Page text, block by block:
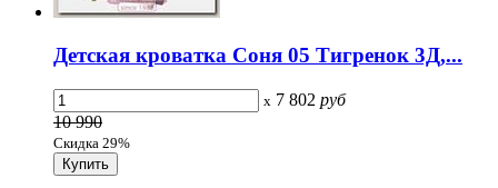
Детская кроватка Соня 05 Тигренок 3Д,...
x 7 802 руб
10 990
Скидка 29%